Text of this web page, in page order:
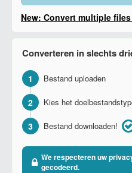
New: Convert multiple
Converteren in slechts
1 Bestand uploaden
2 Kies het
3 Bestand downloaden!
We respecteren uw
gecodeerd.